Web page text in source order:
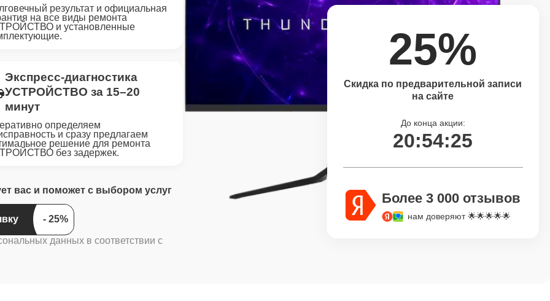
результат и официальная
на все виды ремонта
и установленные
Экспресс-диагностика
УСТРОЙСТВО за 15–20
минут
определяем
и сразу предлагаем
решение для ремонта
без задержек.
вас и поможет с выбором услуг
данных в соответствии с
25%
Скидка по предварительной записи
на сайте
До конца акции:
20:54:24
Более 3 000 отзывов
нам доверяют 🌟🌟🌟🌟🌟